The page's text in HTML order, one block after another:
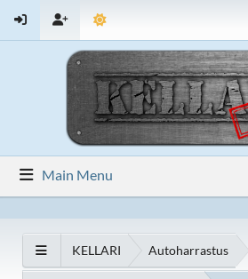
Main Menu
KELLARI Autoharrastus